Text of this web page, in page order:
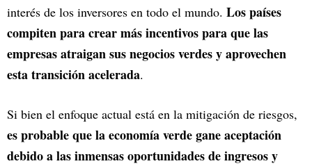
interés de los inversores en todo el mundo. Los países
compiten para crear más incentivos para que las
empresas atraigan sus negocios verdes y aprovechen
esta transición acelerada.
Si bien el enfoque actual está en la mitigación de riesgos,
es probable que la economía verde gane aceptación
debido a las inmensas oportunidades de ingresos y